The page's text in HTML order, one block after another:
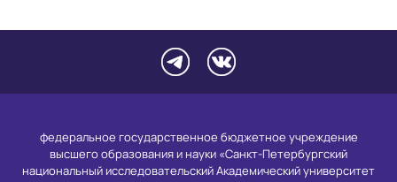
федеральное государственное бюджетное учреждение
высшего образования и науки «Санкт-Петербургский
национальный исследовательский Академический университет